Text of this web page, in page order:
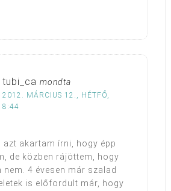
tubi_ca mondta
2012. MÁRCIUS 12., HÉTFŐ,
8:44
azt akartam írni, hogy épp
de közben rájöttem, hogy
nem. 4 évesen már szalad
is előfordult már, hogy